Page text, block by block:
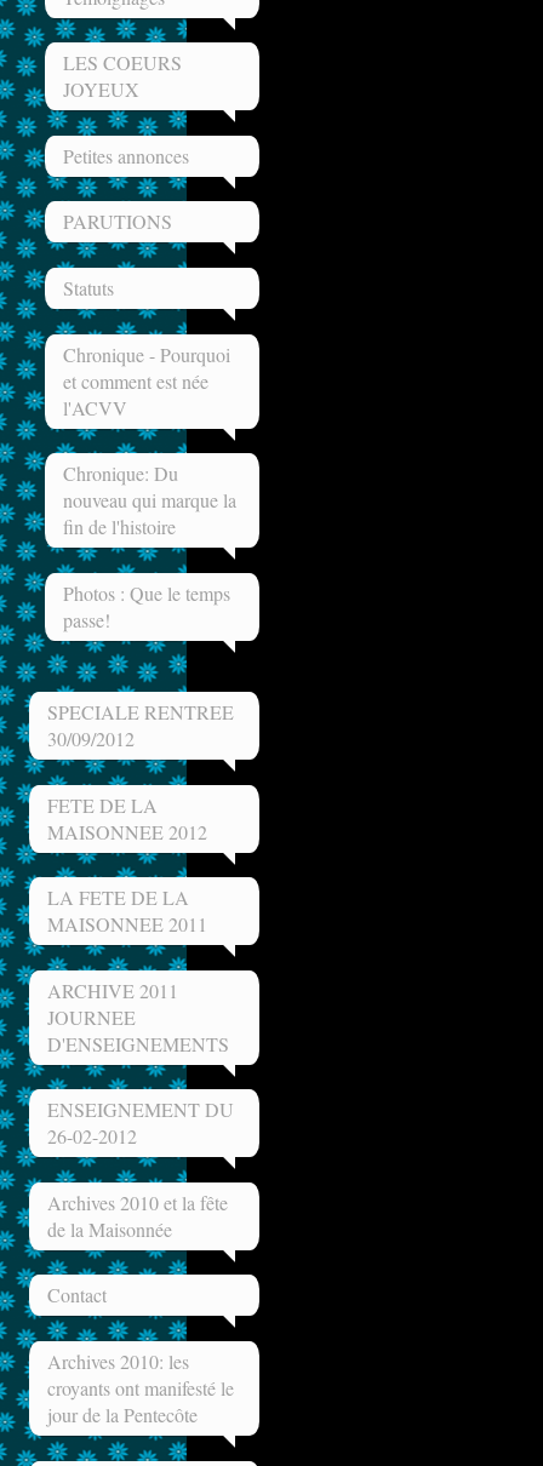
LES COEURS
JOYEUX
Petites annonces
PARUTIONS
Statuts
Chronique - Pourquoi
et comment est née
l'ACVV
Chronique: Du
nouveau qui marque la
fin de l'histoire
Photos : Que le temps
passe!
SPECIALE RENTREE
30/09/2012
FETE DE LA
MAISONNEE 2012
LA FETE DE LA
MAISONNEE 2011
ARCHIVE 2011
JOURNEE
D'ENSEIGNEMENTS
ENSEIGNEMENT DU
26-02-2012
Archives 2010 et la fête
de la Maisonnée
Contact
Archives 2010: les
croyants ont manifesté le
jour de la Pentecôte